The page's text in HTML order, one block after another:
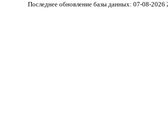
Последнее обновление базы данных: 07-08-2026